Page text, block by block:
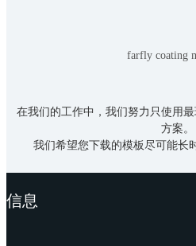
farfly coating
在我们的工作中，我们努力只使用
方案。
我们希望您下载的模板尽可能长
信息